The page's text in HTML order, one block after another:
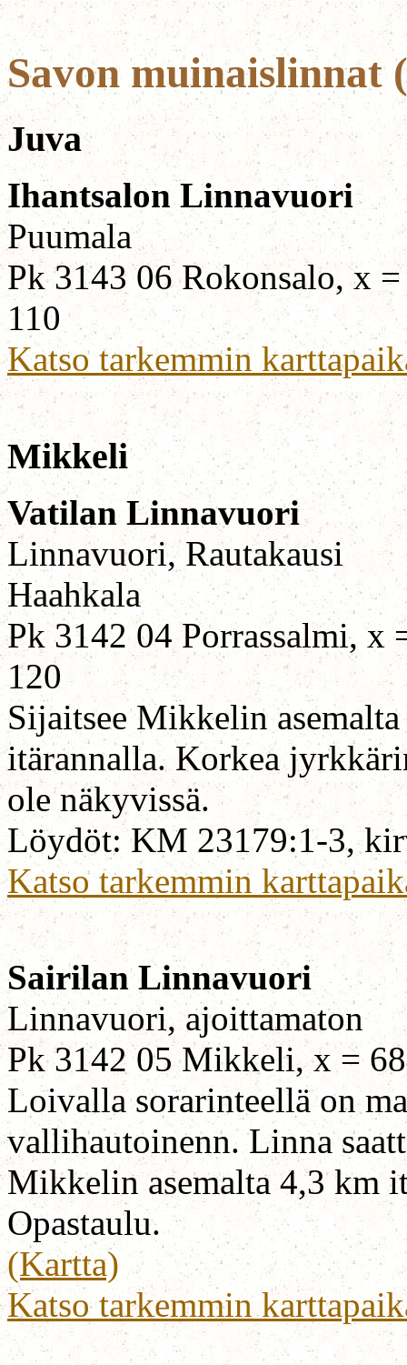
Savon muinaislinnat
Juva
Ihantsalon Linnavuori
Puumala
Pk 3143 06 Rokonsalo, x
110
Katso tarkemmin
Mikkeli
Vatilan Linnavuori
Linnavuori, Rautakausi
Haahkala
Pk 3142 04 Porrassalmi, x
120
Sijaitsee Mikkelin
itärannalla. Korkea
ole näkyvissä.
Löydöt: KM 23179:1-3,
Katso tarkemmin
Sairilan Linnavuori
Linnavuori, ajoittamaton
Pk 3142 05 Mikkeli, x =
Loivalla sorarinteellä on
vallihautoinenn. Linna
Mikkelin asemalta 4,3 km
Opastaulu.
(Kartta)
Katso tarkemmin